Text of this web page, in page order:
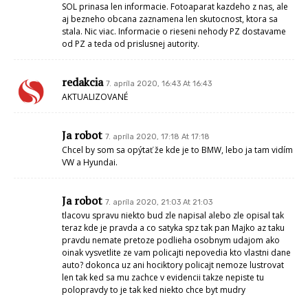
SOL prinasa len informacie. Fotoaparat kazdeho z nas, ale
aj bezneho obcana zaznamena len skutocnost, ktora sa
stala. Nic viac. Informacie o rieseni nehody PZ dostavame
od PZ a teda od prislusnej autority.
redakcia 7. apríla 2020, 16:43 At 16:43
AKTUALIZOVANÉ
Ja robot 7. apríla 2020, 17:18 At 17:18
Chcel by som sa opýtať že kde je to BMW, lebo ja tam vidím
VW a Hyundai.
Ja robot 7. apríla 2020, 21:03 At 21:03
tlacovu spravu niekto bud zle napisal alebo zle opisal tak
teraz kde je pravda a co satyka spz tak pan Majko az taku
pravdu nemate pretoze podlieha osobnym udajom ako
oinak vysvetlite ze vam policajti nepovedia kto vlastni dane
auto? dokonca uz ani hociktory policajt nemoze lustrovat
len tak ked sa mu zachce v evidencii takze nepiste tu
polopravdy to je tak ked niekto chce byt mudry